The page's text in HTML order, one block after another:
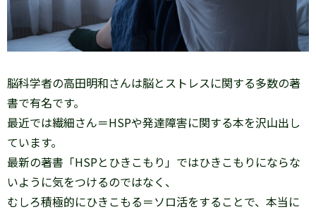
脳科学者の高田明和さんは脳とストレスに関する多数の著
書で有名です。
最近では繊細さん＝HSPや発達障害に関する本を沢山出し
ています。
最新の著書「HSPとひきこもり」ではひきこもりにならな
いように気をつけるのではなく、
むしろ積極的にひきこもる＝ソロ活をすることで、本当に